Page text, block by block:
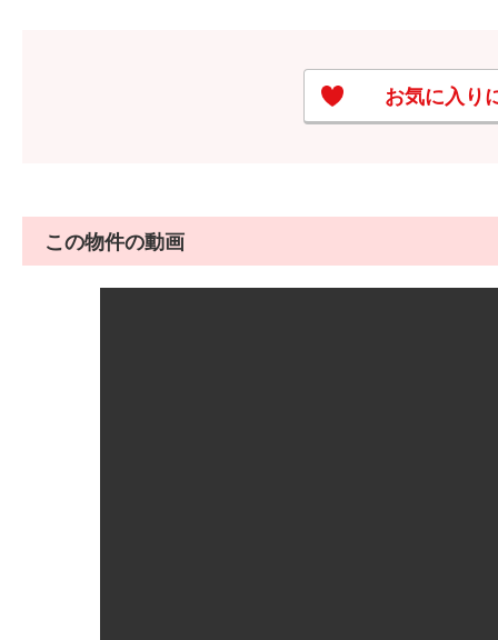
お気に入り
この物件の動画